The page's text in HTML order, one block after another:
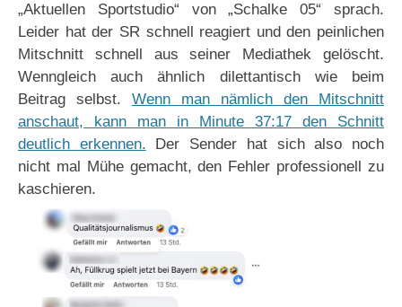
„Aktuellen Sportstudio“ von „Schalke 05“ sprach.
Leider hat der SR schnell reagiert und den peinlichen
Mitschnitt schnell aus seiner Mediathek gelöscht.
Wenngleich auch ähnlich dilettantisch wie beim
Beitrag selbst. Wenn man nämlich den Mitschnitt
anschaut, kann man in Minute 37:17 den Schnitt
deutlich erkennen. Der Sender hat sich also noch
nicht mal Mühe gemacht, den Fehler professionell zu
kaschieren.